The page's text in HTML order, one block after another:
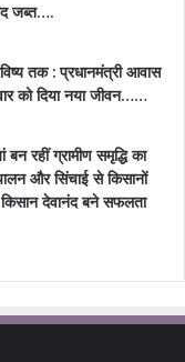
जब्त….
तक : प्रधानमंत्री आवास
को दिया नया जीवन……
रहीं ग्रामीण समृद्धि का
और सिंचाई से किसानों
देवानंद बने सफलता